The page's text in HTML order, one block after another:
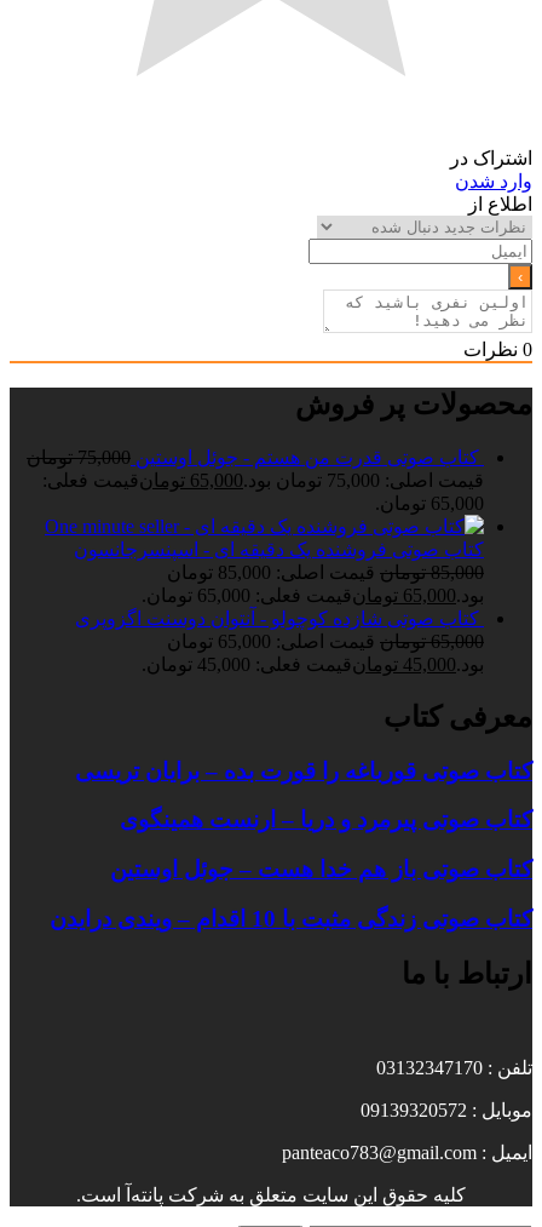
اشتراک در
وارد شدن
اطلاع از
0 نظرات
محصولات پر فروش
کتاب صوتی قدرت من هستم - جوئل اوستین 75,000 تومان
قیمت اصلی: 75,000 تومان بود.
65,000 تومانقیمت فعلی:
65,000 تومان.
کتاب صوتی فروشنده یک دقیقه ای - اسپنسرجانسون
85,000 تومان
قیمت اصلی: 85,000 تومان
بود.65,000 تومانقیمت فعلی: 65,000 تومان.
کتاب صوتی شازده کوچولو - آنتوان دوسنت اگزوپری
65,000 تومان
قیمت اصلی: 65,000 تومان
بود.45,000 تومانقیمت فعلی: 45,000 تومان.
معرفی کتاب
کتاب صوتی قورباغه را قورت بده – برایان تریسی
کتاب صوتی پیرمرد و دریا – ارنست همینگوی
کتاب صوتی باز هم خدا هست – جوئل اوستین
کتاب صوتی زندگی مثبت با 10 اقدام – ویندی درایدن
ارتباط با ما
تلفن : 03132347170
موبایل : 09139320572
ایمیل : panteaco783@gmail.com
کلیه حقوق این سایت متعلق به شرکت پانته‌آ است.